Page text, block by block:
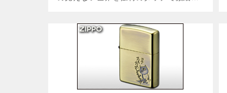
全5種類で登場です。どこか懐かしく、暖